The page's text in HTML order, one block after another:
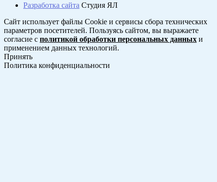
Разработка сайта Студия ЯЛ
Сайт использует файлы Cookie и сервисы сбора технических
параметров посетителей. Пользуясь сайтом, вы выражаете
согласие с политикой обработки персональных данных и
применением данных технологий.
Принять
Политика конфиденциальности